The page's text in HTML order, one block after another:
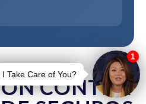
CONTRA